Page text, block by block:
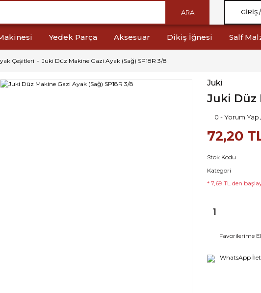
ARA GIRIŞ /
Yedek Parça Aksesuar Dikiş İğnesi Salf
Çeşitleri Juki Düz Makine Gazi Ayak (Sağ) SP18R 3/8
Juki
Juki Düz
0 - Yorum Yap
72,20
Stok Kodu
Kategori
* 7,69 TL den
WhatsApp